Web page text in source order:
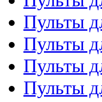
Пульты
Пульты
Пульты
Пульты